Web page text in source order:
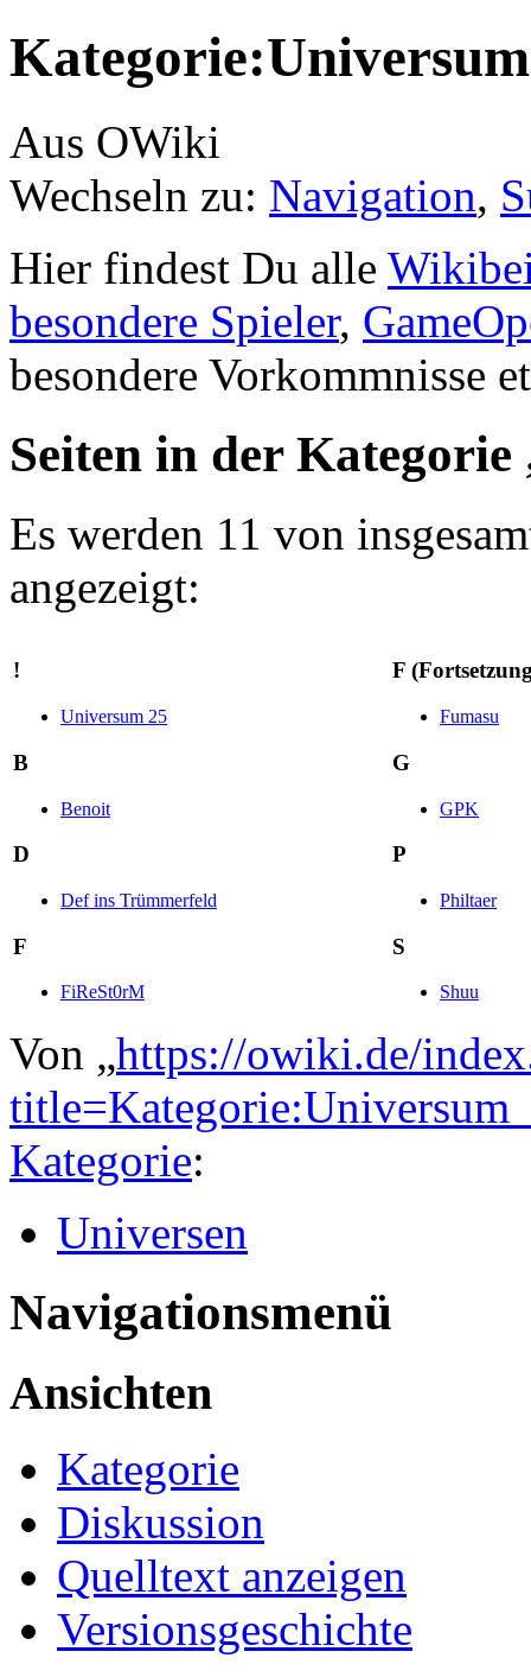
Aus OWiki
Wechseln zu: Navigation,
Hier findest Du alle
besondere Spieler,
besondere Vorkommnisse
Seiten in der
Es werden 11 von
angezeigt:
!
Universum 25
B
Benoit
D
Def ins Trümmerfeld
F
FiReSt0rM
F
Fumasu
G
GPK
P
Philtaer
S
Shuu
Von „https://owiki.de/
Kategorie:
Universen
Navigationsmenü
Ansichten
Kategorie
Diskussion
Quelltext anzeigen
Versionsgeschichte